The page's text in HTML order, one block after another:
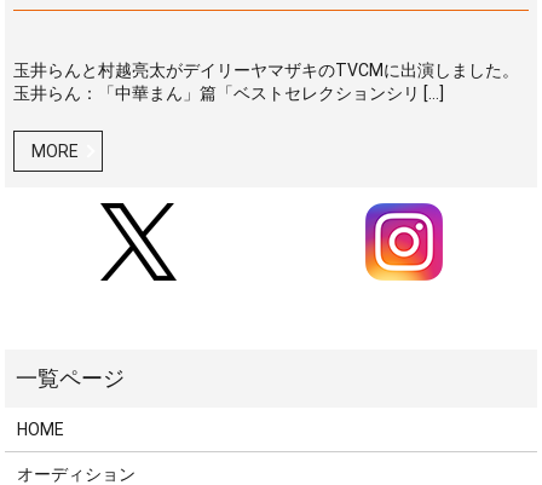
玉井らんと村越亮太がデイリーヤマザキのTVCMに出演しました。
玉井らん：「中華まん」篇「ベストセレクションシリ […]
MORE
HOME
オーディション